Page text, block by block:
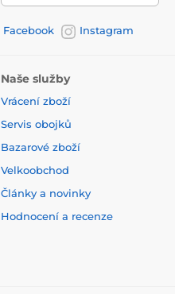
Facebook Instagram
Naše služby
Vrácení zboží
Servis obojků
Bazarové zboží
Velkoobchod
Články a novinky
Hodnocení a recenze